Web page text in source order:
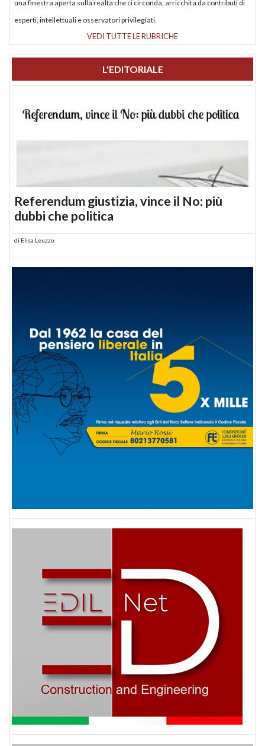
una finestra aperta sulla realtà che ci circonda, arricchita da contributi di
esperti, intellettuali e osservatori privilegiati.
VEDI TUTTE LE RUBRICHE
L'EDITORIALE
Referendum giustizia, vince il No: più
dubbi che politica
di Elisa Leuzzo